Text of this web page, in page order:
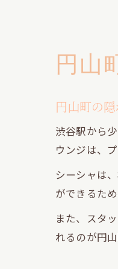
円山
円山町の
渋谷駅から
ウンジは、
シーシャは
ができるた
また、スタ
れるのが円